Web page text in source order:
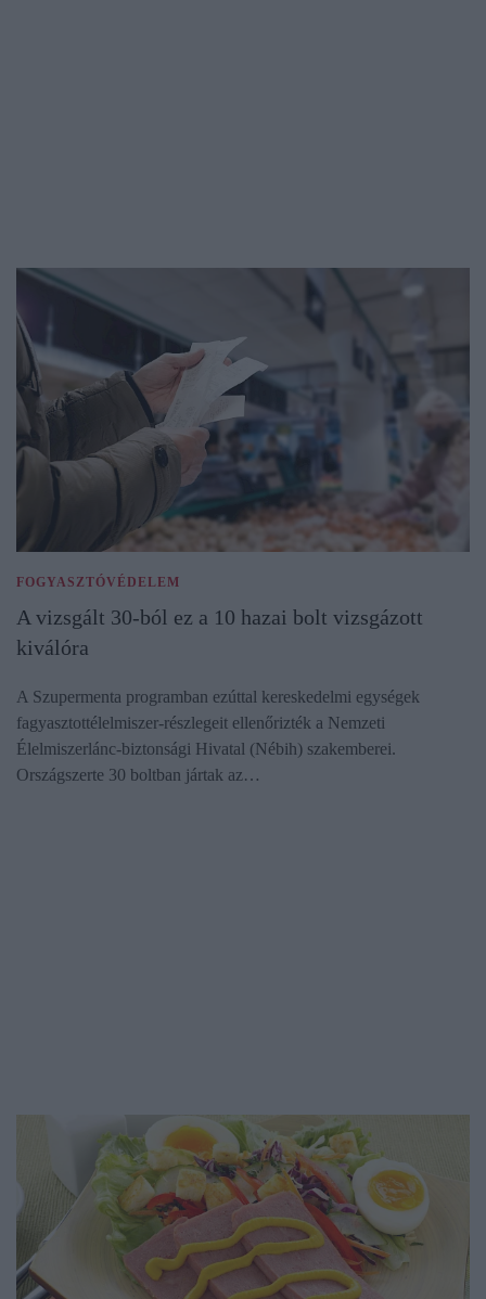
FOGYASZTÓVÉDELEM
A vizsgált 30-ból ez a 10 hazai bolt vizsgázott
kiválóra
A Szupermenta programban ezúttal kereskedelmi egységek
fagyasztottélelmiszer-részlegeit ellenőrizték a Nemzeti
Élelmiszerlánc-biztonsági Hivatal (Nébih) szakemberei.
Országszerte 30 boltban jártak az…